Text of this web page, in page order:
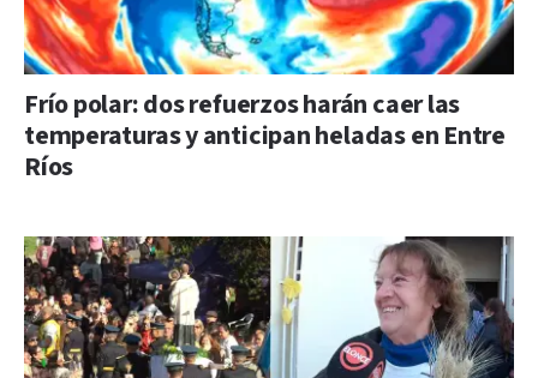
Frío polar: dos refuerzos harán caer las
temperaturas y anticipan heladas en Entre
Ríos